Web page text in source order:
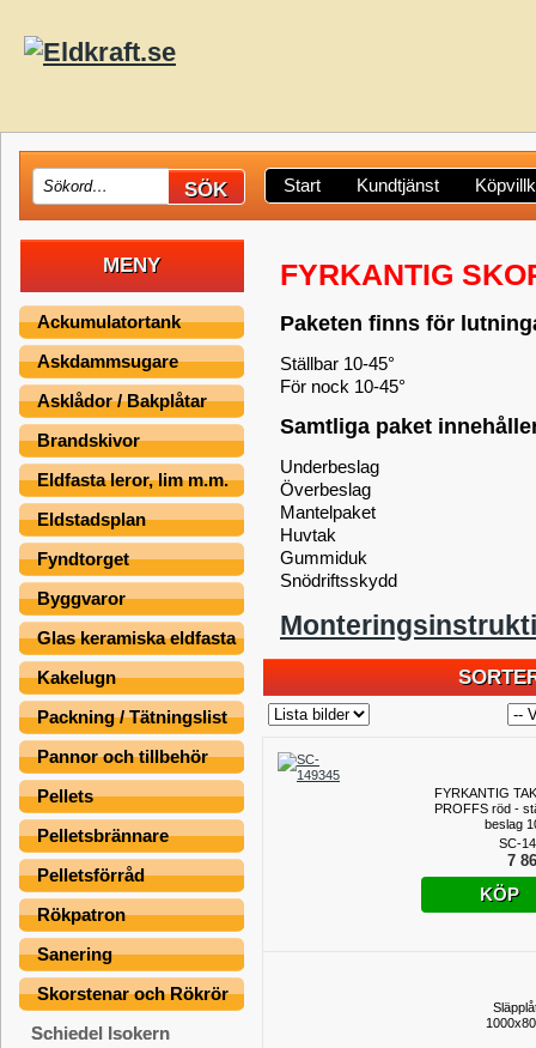
Start Kundtjänst
MENY
Ackumulatortank
Askdammsugare
Asklådor / Bakplåtar
Brandskivor
Eldfasta leror, lim m.m.
Eldstadsplan
Fyndtorget
Byggvaror
Glas keramiska eldfasta
Kakelugn
Packning / Tätningslist
Pannor och tillbehör
Pellets
Pelletsbrännare
Pelletsförråd
Rökpatron
Sanering
Skorstenar och Rökrör
Schiedel Isokern
FYRKANTIG
Paketen finns för
Ställbar 10-45°
För nock 10-45°
Samtliga paket
Underbeslag
Överbeslag
Mantelpaket
Huvtak
Gummiduk
Snödriftsskydd
FYRKANTIG
PROFFS röd -
beslag
SC-
7
KÖP